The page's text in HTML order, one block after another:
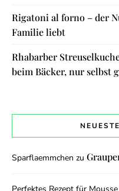
Rigatoni al forno – der
Familie liebt
Rhabarber
beim Bäcker, nur selbst
Sparflaemmchen zu
Perfektes Rezept für